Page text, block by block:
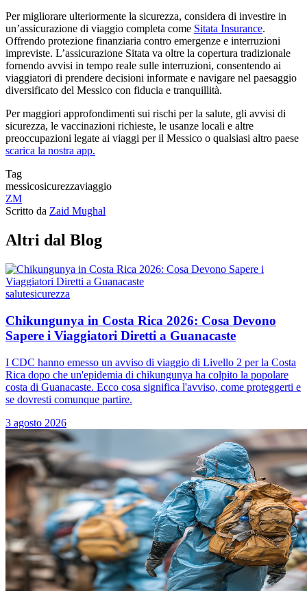
Per migliorare ulteriormente la sicurezza, considera di investire in
un’assicurazione di viaggio completa come Sitata Insurance.
Offrendo protezione finanziaria contro emergenze e interruzioni
impreviste. L’assicurazione Sitata va oltre la copertura tradizionale
fornendo avvisi in tempo reale sulle interruzioni, consentendo ai
viaggiatori di prendere decisioni informate e navigare nel paesaggio
diversificato del Messico con fiducia e tranquillità.
Per maggiori approfondimenti sui rischi per la salute, gli avvisi di
sicurezza, le vaccinazioni richieste, le usanze locali e altre
preoccupazioni legate ai viaggi per il Messico o qualsiasi altro paese
scarica la nostra app.
Tag
messicosicurezzaviaggio
ZM
Scritto da Zaid Mughal
Altri dal Blog
salutesicurezza
Chikungunya in Costa Rica 2026: Cosa Devono
Sapere i Viaggiatori Diretti a Guanacaste
I CDC hanno emesso un avviso di viaggio di Livello 2 per la Costa
Rica dopo che un'epidemia di chikungunya ha colpito la popolare
costa di Guanacaste. Ecco cosa significa l'avviso, come proteggerti e
se dovresti comunque partire.
3 agosto 2026